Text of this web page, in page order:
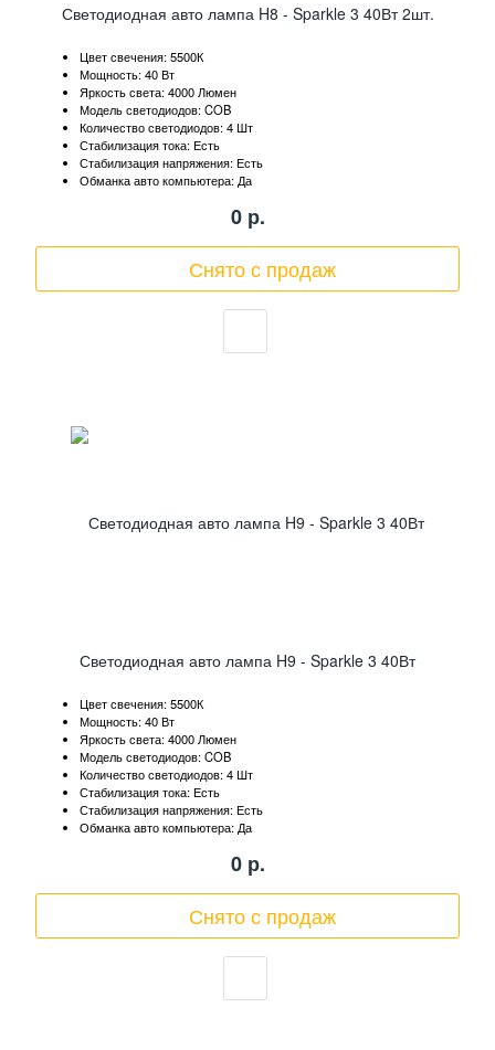
Светодиодная авто лампа H8 - Sparkle 3 40Вт 2шт.
Цвет свечения: 5500К
Мощность: 40 Вт
Яркость света: 4000 Люмен
Модель светодиодов: COB
Количество светодиодов: 4 Шт
Стабилизация тока: Есть
Стабилизация напряжения: Есть
Обманка авто компьютера: Да
0р.
Снято с продаж
Светодиодная авто лампа H9 - Sparkle 3 40Вт
Цвет свечения: 5500К
Мощность: 40 Вт
Яркость света: 4000 Люмен
Модель светодиодов: COB
Количество светодиодов: 4 Шт
Стабилизация тока: Есть
Стабилизация напряжения: Есть
Обманка авто компьютера: Да
0р.
Снято с продаж